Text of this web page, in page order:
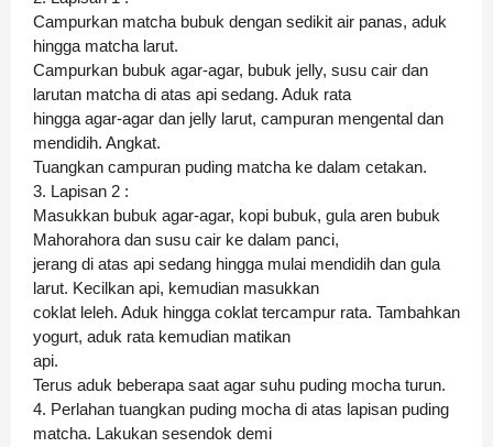
Campurkan matcha bubuk dengan sedikit air panas, aduk
hingga matcha larut.
Campurkan bubuk agar-agar, bubuk jelly, susu cair dan
larutan matcha di atas api sedang. Aduk rata
hingga agar-agar dan jelly larut, campuran mengental dan
mendidih. Angkat.
Tuangkan campuran puding matcha ke dalam cetakan.
3. Lapisan 2 :
Masukkan bubuk agar-agar, kopi bubuk, gula aren bubuk
Mahorahora dan susu cair ke dalam panci,
jerang di atas api sedang hingga mulai mendidih dan gula
larut. Kecilkan api, kemudian masukkan
coklat leleh. Aduk hingga coklat tercampur rata. Tambahkan
yogurt, aduk rata kemudian matikan
api.
Terus aduk beberapa saat agar suhu puding mocha turun.
4. Perlahan tuangkan puding mocha di atas lapisan puding
matcha. Lakukan sesendok demi